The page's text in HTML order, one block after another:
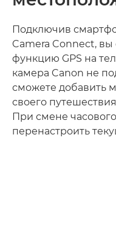
Подключив
Camera Connect,
функцию GPS на
камера Canon не
сможете добавить
своего
При смене
перенастроить